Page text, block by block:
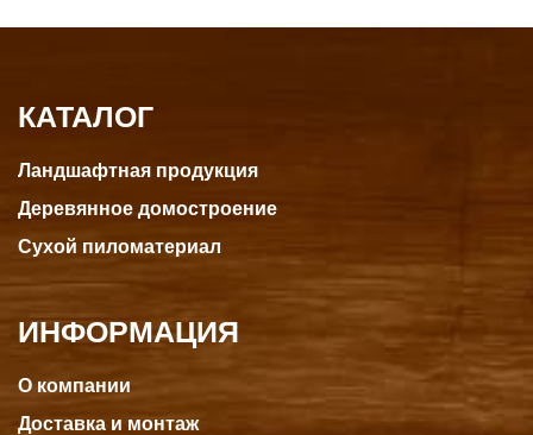
КАТАЛОГ
Ландшафтная продукция
Деревянное домостроение
Сухой пиломатериал
ИНФОРМАЦИЯ
О компании
Доставка и монтаж